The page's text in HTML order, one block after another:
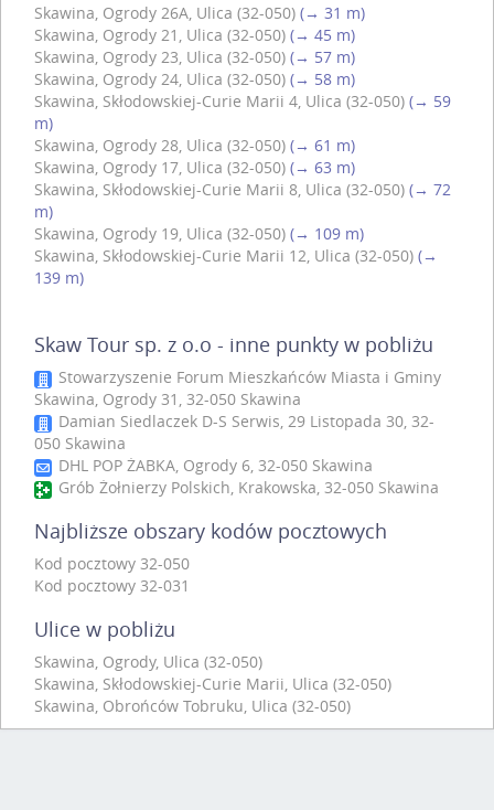
Skawina, Ogrody 26A, Ulica (32-050) (→ 31 m)
Skawina, Ogrody 21, Ulica (32-050) (→ 45 m)
Skawina, Ogrody 23, Ulica (32-050) (→ 57 m)
Skawina, Ogrody 24, Ulica (32-050) (→ 58 m)
Skawina, Skłodowskiej-Curie Marii 4, Ulica (32-050) (→ 59
m)
Skawina, Ogrody 28, Ulica (32-050) (→ 61 m)
Skawina, Ogrody 17, Ulica (32-050) (→ 63 m)
Skawina, Skłodowskiej-Curie Marii 8, Ulica (32-050) (→ 72
m)
Skawina, Ogrody 19, Ulica (32-050) (→ 109 m)
Skawina, Skłodowskiej-Curie Marii 12, Ulica (32-050) (→
139 m)
Skaw Tour sp. z o.o - inne punkty w pobliżu
Stowarzyszenie Forum Mieszkańców Miasta i Gminy
Skawina, Ogrody 31, 32-050 Skawina
Damian Siedlaczek D-S Serwis, 29 Listopada 30, 32-
050 Skawina
DHL POP ŻABKA, Ogrody 6, 32-050 Skawina
Grób Żołnierzy Polskich, Krakowska, 32-050 Skawina
Najbliższe obszary kodów pocztowych
Kod pocztowy 32-050
Kod pocztowy 32-031
Ulice w pobliżu
Skawina, Ogrody, Ulica (32-050)
Skawina, Skłodowskiej-Curie Marii, Ulica (32-050)
Skawina, Obrońców Tobruku, Ulica (32-050)